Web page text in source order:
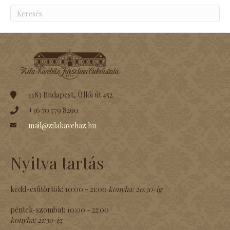
1183 Budapest, Üllői út 452.
+36 70 779 8290
mail@zilakavehaz.hu
Nyitva tartás
kedd-csütörtök: 10:00 - 21:00 konyha: 20:30-ig
péntek-szombat: 10:00 - 22:00
konyha: 21:30-ig